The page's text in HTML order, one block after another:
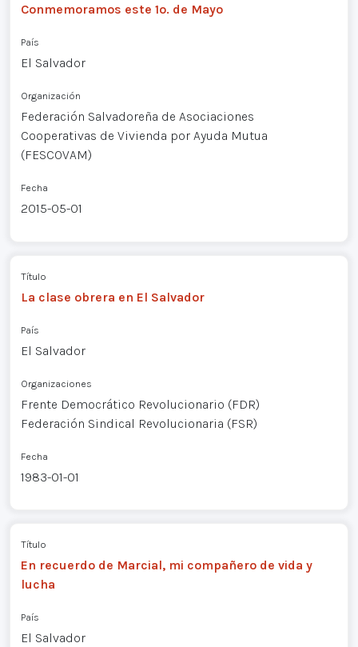
Conmemoramos este 1o. de Mayo
País
El Salvador
Organización
Federación Salvadoreña de Asociaciones
Cooperativas de Vivienda por Ayuda Mutua
(FESCOVAM)
Fecha
2015-05-01
Título
La clase obrera en El Salvador
País
El Salvador
Organizaciones
Frente Democrático Revolucionario (FDR)
Federación Sindical Revolucionaria (FSR)
Fecha
1983-01-01
Título
En recuerdo de Marcial, mi compañero de vida y
lucha
País
El Salvador